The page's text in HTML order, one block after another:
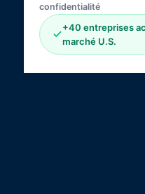
confidentialité
+40 entreprises
marché U.S.